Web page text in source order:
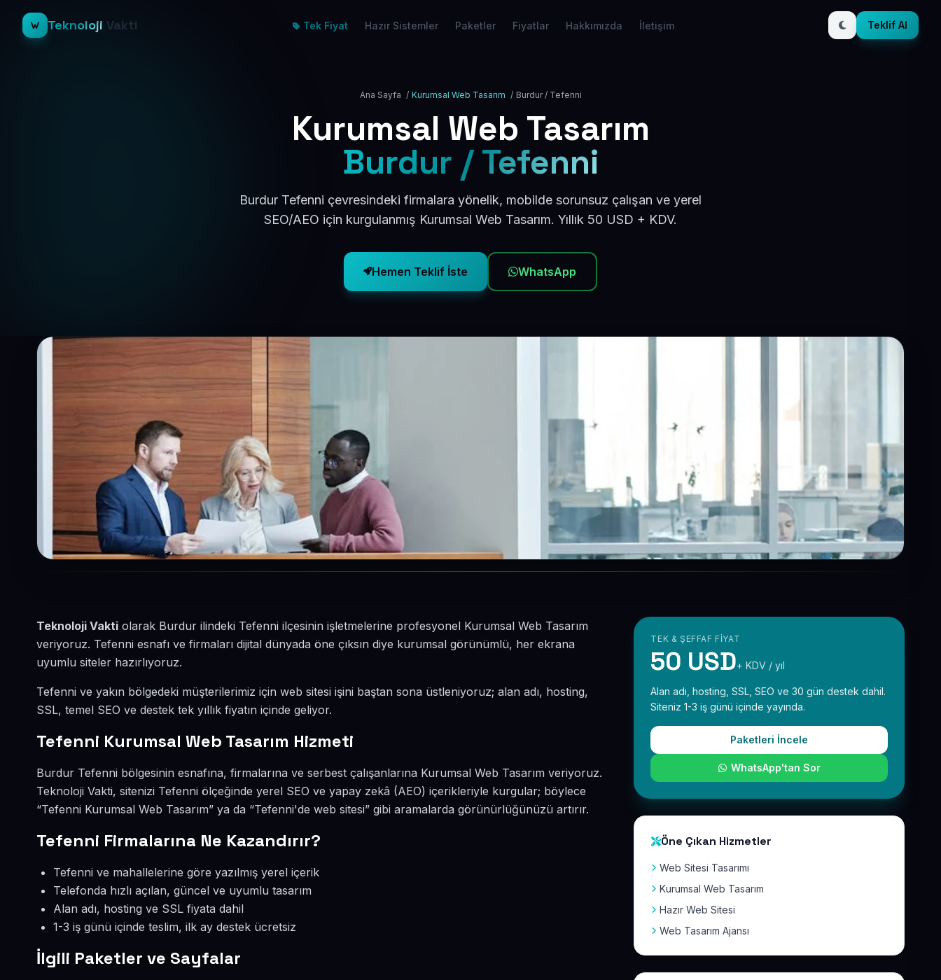
Teknoloji Vakti Tek Fiyat Hazır Sistemler Paketler Fiyatlar Hakkımızda İletişim Teklif Al
Ana Sayfa / Kurumsal Web Tasarım / Burdur / Tefenni
Kurumsal Web Tasarım
Burdur / Tefenni
Burdur Tefenni çevresindeki firmalara yönelik, mobilde sorunsuz çalışan ve yerel
SEO/AEO için kurgulanmış Kurumsal Web Tasarım. Yıllık 50 USD + KDV.
Hemen Teklif İste WhatsApp
Teknoloji Vakti olarak Burdur ilindeki Tefenni ilçesinin işletmelerine profesyonel Kurumsal Web Tasarım
veriyoruz. Tefenni esnafı ve firmaları dijital dünyada öne çıksın diye kurumsal görünümlü, her ekrana
uyumlu siteler hazırlıyoruz.
Tefenni ve yakın bölgedeki müşterilerimiz için web sitesi işini baştan sona üstleniyoruz; alan adı, hosting,
SSL, temel SEO ve destek tek yıllık fiyatın içinde geliyor.
Tefenni Kurumsal Web Tasarım Hizmeti
Burdur Tefenni bölgesinin esnafına, firmalarına ve serbest çalışanlarına Kurumsal Web Tasarım veriyoruz.
Teknoloji Vakti, sitenizi Tefenni ölçeğinde yerel SEO ve yapay zekâ (AEO) içerikleriyle kurgular; böylece
“Tefenni Kurumsal Web Tasarım” ya da “Tefenni'de web sitesi” gibi aramalarda görünürlüğünüzü artırır.
Tefenni Firmalarına Ne Kazandırır?
Tefenni ve mahallelerine göre yazılmış yerel içerik
Telefonda hızlı açılan, güncel ve uyumlu tasarım
Alan adı, hosting ve SSL fiyata dahil
1-3 iş günü içinde teslim, ilk ay destek ücretsiz
İlgili Paketler ve Sayfalar
TEK & ŞEFFAF FIYAT
50 USD+ KDV / yıl
Alan adı, hosting, SSL, SEO ve 30 gün destek dahil.
Siteniz 1-3 iş günü içinde yayında.
Paketleri İncele
WhatsApp'tan Sor
Öne Çıkan Hizmetler
Web Sitesi Tasarımı
Kurumsal Web Tasarım
Hazır Web Sitesi
Web Tasarım Ajansı